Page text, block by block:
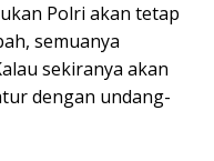
Polri akan tetap
semuanya
sekiranya akan
dengan undang-